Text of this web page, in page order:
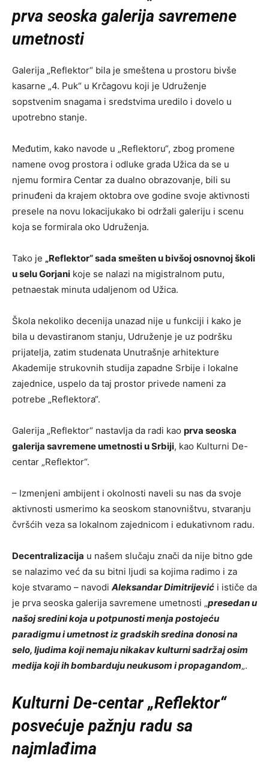
prva seoska galerija savremene
umetnosti
Galerija „Reflektor“ bila je smeštena u prostoru bivše
kasarne „4. Puk“ u Krčagovu koji je Udruženje
sopstvenim snagama i sredstvima uredilo i dovelo u
upotrebno stanje.
Međutim, kako navode u „Reflektoru“, zbog promene
namene ovog prostora i odluke grada Užica da se u
njemu formira Centar za dualno obrazovanje, bili su
prinuđeni da krajem oktobra ove godine svoje aktivnosti
presele na novu lokacijukako bi održali galeriju i scenu
koja se formirala oko Udruženja.
Tako je „Reflektor“ sada smešten u bivšoj osnovnoj školi
u selu Gorjani koje se nalazi na migistralnom putu,
petnaestak minuta udaljenom od Užica.
Škola nekoliko decenija unazad nije u funkciji i kako je
bila u devastiranom stanju, Udruženje je uz podršku
prijatelja, zatim studenata Unutrašnje arhitekture
Akademije strukovnih studija zapadne Srbije i lokalne
zajednice, uspelo da taj prostor privede nameni za
potrebe „Reflektora“.
Galerija „Reflektor“ nastavlja da radi kao prva seoska
galerija savremene umetnosti u Srbiji, kao Kulturni De-
centar „Reflektor“.
– Izmenjeni ambijent i okolnosti naveli su nas da svoje
aktivnosti usmerimo ka seoskom stanovništvu, stvaranju
čvršćih veza sa lokalnom zajednicom i edukativnom radu.
Decentralizacija u našem slučaju znači da nije bitno gde
se nalazimo već da su bitni ljudi sa kojima radimo i za
koje stvaramo – navodi Aleksandar Dimitrijević i ističe da
je prva seoska galerija savremene umetnosti „presedan u
našoj sredini koja u potpunosti menja postojeću
paradigmu i umetnost iz gradskih sredina donosi na
selo, ljudima koji nemaju nikakav kulturni sadržaj osim
medija koji ih bombarduju neukusom i propagandom„.
Kulturni De-centar „Reflektor“
posvećuje pažnju radu sa
najmlađima